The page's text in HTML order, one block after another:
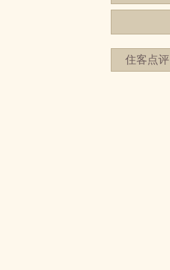
住客点评